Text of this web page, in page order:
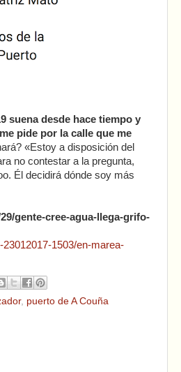
suena desde hace tiempo y
pide por la calle que me
«Estoy a disposición del
no contestar a la pregunta,
Él decidirá dónde soy más
gente-cree-agua-llega-grifo-
1503/en-marea-
, puerto de A Couña